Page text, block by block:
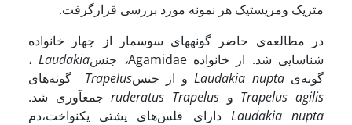
متریک ومریستیک هر نمونه مورد بررسی قرارگرفت.
در مطالعه‌ی حاضر گونههای سوسمار از چهار خانواده
شناسایی شد. از خانواده Agamidae
، جنسLaudakia ،
گونه‌یLaudakia nuptaو از جنسTrapelus
گونه‌های
Trapelus agilis و ruderatus Trapelus
جمع­آوری شد.
Laudakia nupta دارای فلس‌های پشتی یکنواخت،دم